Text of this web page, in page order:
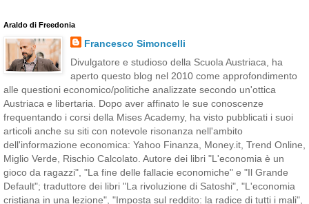
Araldo di Freedonia
Francesco Simoncelli
Divulgatore e studioso della Scuola Austriaca, ha
aperto questo blog nel 2010 come approfondimento
alle questioni economico/politiche analizzate secondo un'ottica
Austriaca e libertaria. Dopo aver affinato le sue conoscenze
frequentando i corsi della Mises Academy, ha visto pubblicati i suoi
articoli anche su siti con notevole risonanza nell'ambito
dell'informazione economica: Yahoo Finanza, Money.it, Trend Online,
Miglio Verde, Rischio Calcolato. Autore dei libri "L'economia è un
gioco da ragazzi", "La fine delle fallacie economiche" e "Il Grande
Default"; traduttore dei libri "La rivoluzione di Satoshi", "L'economia
cristiana in una lezione", "Imposta sul reddito: la radice di tutti i mali",